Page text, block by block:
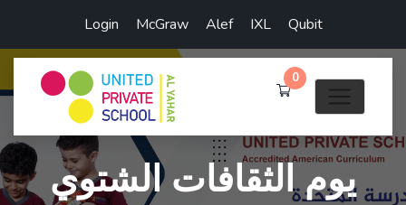
Login McGraw Alef IXL Qubit
0
يوم الثقافات الشتوي